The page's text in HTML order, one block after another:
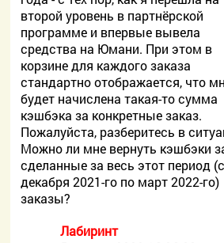
второй уровень в партнёрской
программе и впервые вывела
средства на Юмани. При этом в
корзине для каждого заказа
стандартно отображается, что
будет начислена такая-то сумма
кэшбэка за конкретные заказ.
Пожалуйста, разберитесь в
Можно ли мне вернуть кэшбэки
сделанные за весь этот период (с
декабря 2021-го по март 2022-го)
заказы?
Лабиринт